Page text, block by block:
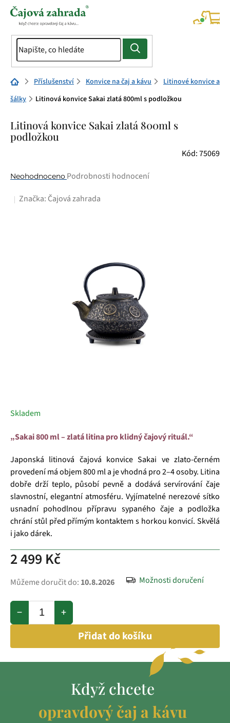
Přejít
Domů Příslušenství Konvice na čaj a kávu
Litinové konvice a
šálky
Litinová konvice Sakai zlatá 800ml s podložkou
Litinová konvice Sakai zlatá 800ml s
podložkou
Kód:75069
Průměrné
produktu
Neohodnoceno Podrobnosti hodnocení
Značka: Čajová zahrada
2 499 Kč
Skladem
Můžeme doručit do: 10.8.2026 Možnosti doručení
+
−
Přidat do košíku
„Sakai 800 ml – zlatá litina pro klidný čajový rituál.“
Japonská litinová čajová konvice Sakai ve zlato-černém
provedení má objem 800 ml a je vhodná pro 2–4 osoby. Litina
dobře drží teplo, působí pevně a dodává servírování čaje
slavnostní, elegantní atmosféru. Vyjímatelné nerezové sítko
usnadní pohodlnou přípravu sypaného čaje a podložka
chrání stůl před přímým kontaktem s horkou konvicí. Skvělá
i jako dárek.
Když chcete
opravdový čaj a kávu